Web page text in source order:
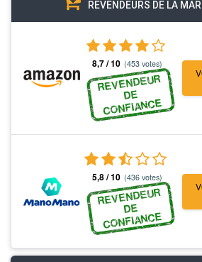
REVENDEURS DE LA
8,7 / 10 (453 votes)
REVENDEUR
DE
CONFIANCE
5,8 / 10 (436 votes)
REVENDEUR
DE
CONFIANCE